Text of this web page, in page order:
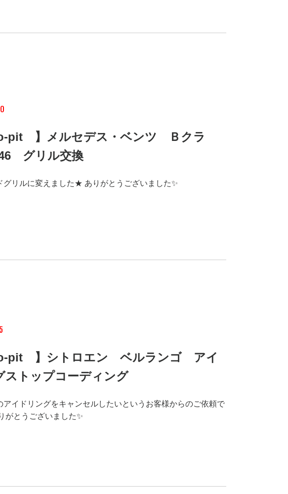
pit 】メルセデス・ベンツ Ｂクラ
グリル交換
グリルに変えました★ ありがとうございました✨
pit 】シトロエン ベルランゴ アイ
ストップコーディング
アイドリングをキャンセルしたいというお客様からのご依頼で
がとうございました✨